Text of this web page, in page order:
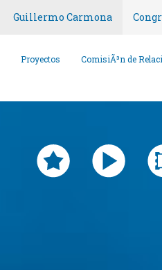
Guillermo Carmona
Proyectos ComisiÃ³n de